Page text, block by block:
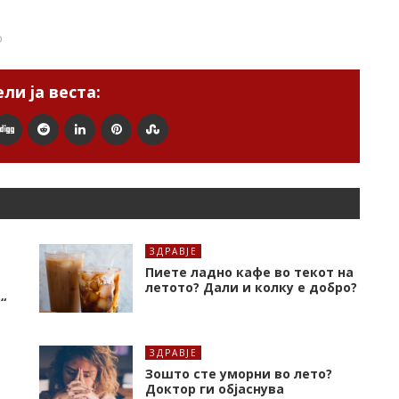
ја веста:
ЗДРАВЈЕ
Пиете ладно кафе во текот на
летото? Дали и колку е добро?
ЗДРАВЈЕ
Зошто сте уморни во лето?
Доктор ги објаснува